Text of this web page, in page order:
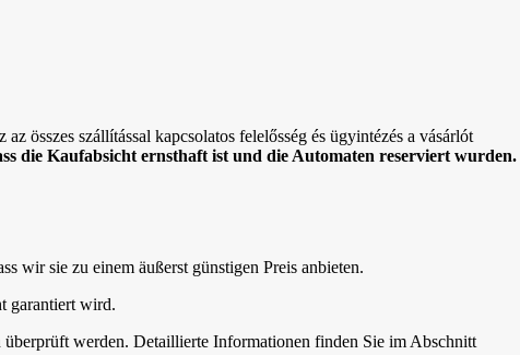
összes szállítással kapcsolatos felelősség és ügyintézés a vásárlót
die Kaufabsicht ernsthaft ist und die Automaten reserviert wurden.
wir sie zu einem äußerst günstigen Preis anbieten.
garantiert wird.
werden. Detaillierte Informationen finden Sie im Abschnitt